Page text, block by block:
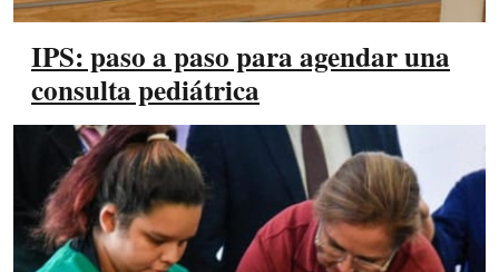
IPS: paso a paso para agendar una
consulta pediátrica